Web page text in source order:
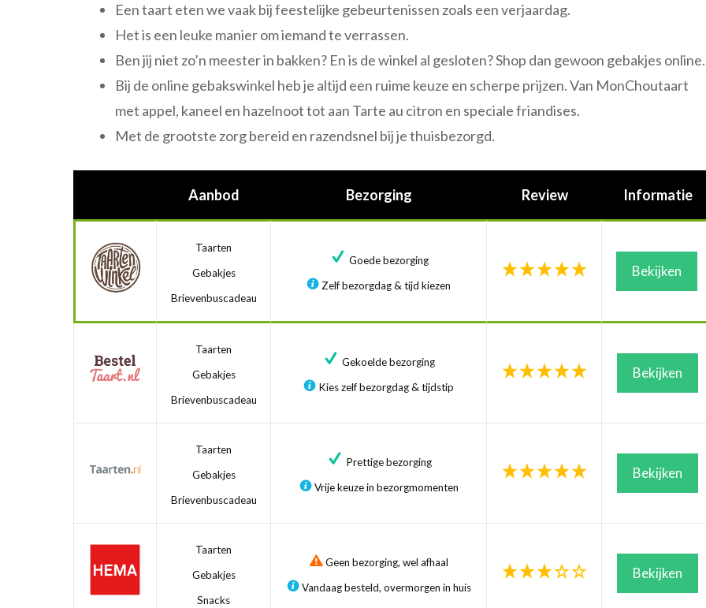
Een taart eten we vaak bij feestelijke gebeurtenissen zoals een verjaardag.
Het is een leuke manier om iemand te verrassen.
Ben jij niet zo’n meester in bakken? En is de winkel al gesloten? Shop dan gewoon gebakjes online.
Bij de online gebakswinkel heb je altijd een ruime keuze en scherpe prijzen. Van MonChoutaart
met appel, kaneel en hazelnoot tot aan Tarte au citron en speciale friandises.
Met de grootste zorg bereid en razendsnel bij je thuisbezorgd.
Aanbod Bezorging Review Informatie
Taarten
Gebakjes
Brievenbuscadeau
Goede bezorging
Zelf bezorgdag & tijd kiezen
Bekijken
Taarten
Gebakjes
Brievenbuscadeau
Gekoelde bezorging
Kies zelf bezorgdag & tijdstip
Bekijken
Taarten
Gebakjes
Brievenbuscadeau
Prettige bezorging
Vrije keuze in bezorgmomenten
Bekijken
Taarten
Gebakjes
Snacks
Geen bezorging, wel afhaal
Vandaag besteld, overmorgen in huis
Bekijken